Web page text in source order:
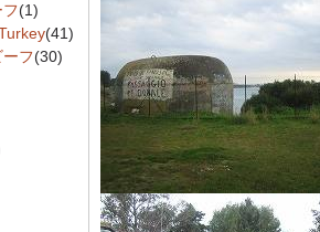
(1)
(41)
ーフ(30)